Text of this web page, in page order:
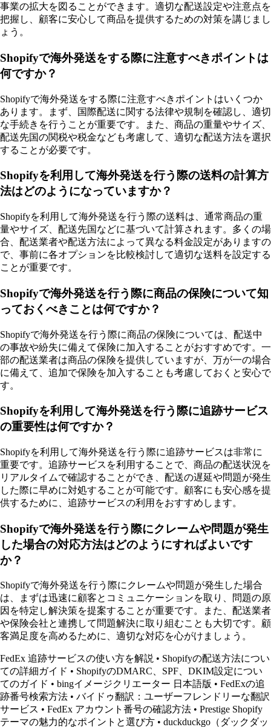
事業の拡大を図ることができます。適切な配送設定や注意点を
把握し、顧客に安心して商品を提供するための対策を講じまし
ょう。
Shopifyで海外発送をする際に注意すべきポイントは
何ですか？
Shopifyで海外発送をする際に注意すべきポイントはいくつか
あります。まず、国際配送に関する法律や規制を確認し、適切
な手続きを行うことが重要です。また、商品の重量やサイズ、
配送先国の関税や税金なども考慮して、適切な配送方法を選択
することが必要です。
Shopifyを利用して海外発送を行う際の送料の計算方
法はどのようになっていますか？
Shopifyを利用して海外発送を行う際の送料は、通常商品の重
量やサイズ、配送先国などに基づいて計算されます。多くの場
合、配送業者や配送方法によって異なる料金設定がありますの
で、事前に各オプションを比較検討して適切な送料を設定する
ことが重要です。
Shopifyで海外発送を行う際に商品の保険について知
っておくべきことは何ですか？
Shopifyで海外発送を行う際に商品の保険については、配送中
の事故や紛失に備えて保険に加入することがおすすめです。一
部の配送業者は商品の保険を提供していますが、万が一の場合
に備えて、追加で保険を加入することも考慮しておくと安心で
す。
Shopifyを利用して海外発送を行う際に追跡サービス
の重要性は何ですか？
Shopifyを利用して海外発送を行う際に追跡サービスは非常に
重要です。追跡サービスを利用することで、商品の配送状況を
リアルタイムで確認することができ、配送の遅延や問題が発生
した際に早めに対処することが可能です。顧客にも安心感を提
供するために、追跡サービスの利用をおすすめします。
Shopifyで海外発送を行う際にクレームや問題が発生
した場合の対応方法はどのようにすればよいです
か？
Shopifyで海外発送を行う際にクレームや問題が発生した場合
は、まずは迅速に顧客とコミュニケーションを取り、問題の原
因を特定し解決策を提案することが重要です。また、配送業者
や保険会社と連携して問題解決に取り組むことも大切です。顧
客満足度を高めるために、適切な対応を心がけましょう。
FedEx 追跡サービスの使い方を解説 • Shopifyの配送方法につい
ての詳細ガイド • ShopifyのDMARC、SPF、DKIM設定につい
てのガイド • bingイメージクリエーター 日本語版 • FedExの追
跡番号検索方法 • バイドゥ翻訳：ユーザーフレンドリーな翻訳
サービス • FedEx アカウント番号の確認方法 • Prestige Shopify
テーマの魅力的なポイントと選び方 • duckduckgo（ダックダッ